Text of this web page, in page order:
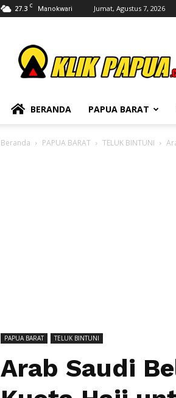
27.3 C Manokwari Jumat, Agustus 7, 2026
BERANDA PAPUA BARAT
Beranda PAPUA BARAT TELUK BINTUNI
PAPUA BARAT TELUK BINTUNI
Arab Saudi